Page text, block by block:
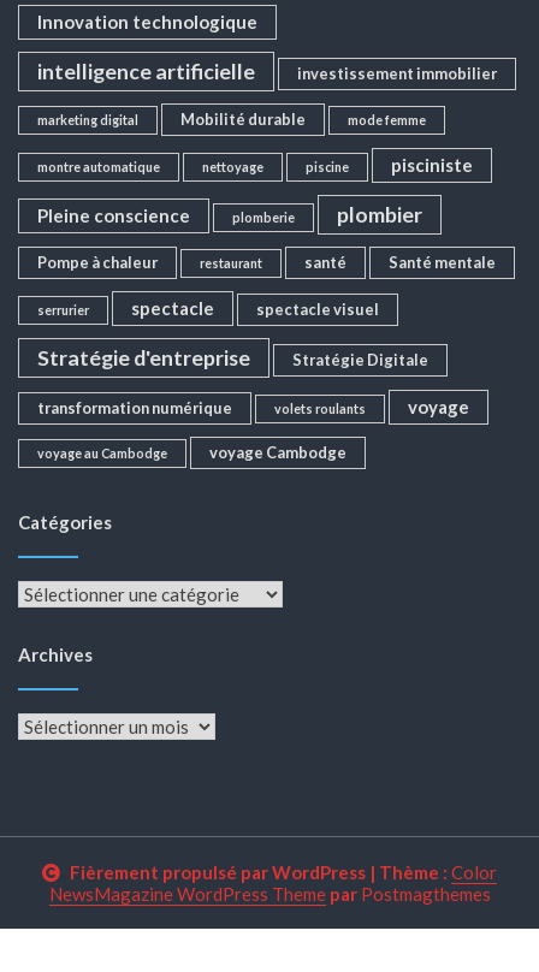
Innovation technologique
intelligence artificielle investissement immobilier
marketing digital Mobilité durable mode femme
montre automatique nettoyage piscine pisciniste
Pleine conscience plomberie plombier
Pompe à chaleur restaurant santé Santé mentale
serrurier spectacle spectacle visuel
Stratégie d'entreprise Stratégie Digitale
transformation numérique volets roulants voyage
voyage au Cambodge voyage Cambodge
Catégories
Catégories
Archives
Archives
Fièrement propulsé par WordPress | Thème : Color
NewsMagazine WordPress Themepar Postmagthemes